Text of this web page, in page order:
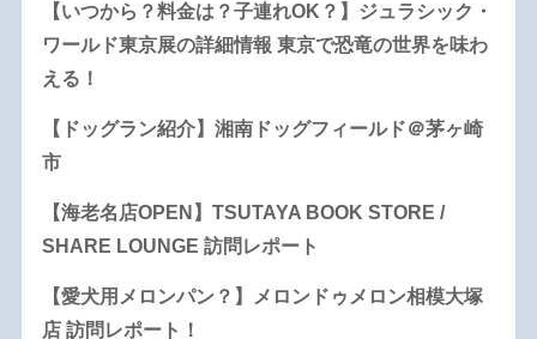
【いつから？料金は？子連れOK？】ジュラシック・
ワールド東京展の詳細情報 東京で恐竜の世界を味わ
える！
【ドッグラン紹介】湘南ドッグフィールド＠茅ヶ崎
市
【海老名店OPEN】TSUTAYA BOOK STORE /
SHARE LOUNGE 訪問レポート
【愛犬用メロンパン？】メロンドゥメロン相模大塚
店 訪問レポート！